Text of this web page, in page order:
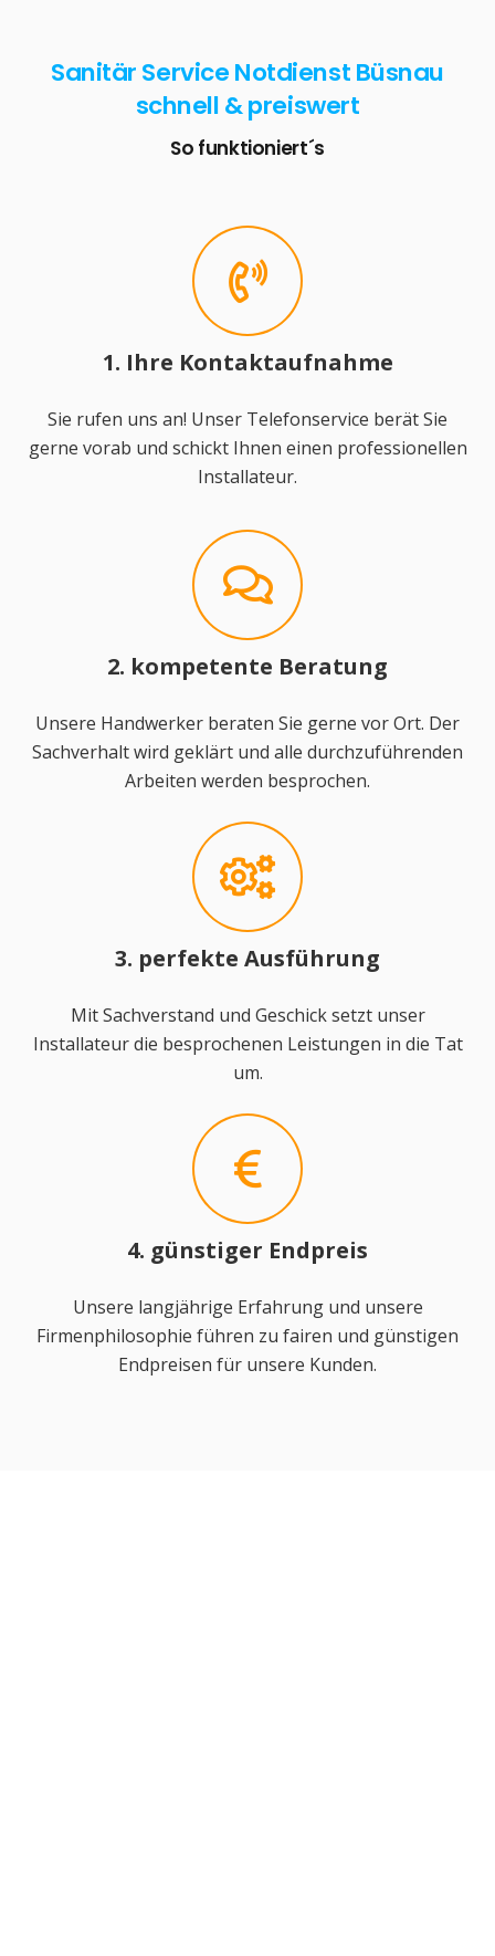
Sanitär Service Notdienst Büsnau
schnell & preiswert
So funktioniert´s
1. Ihre Kontaktaufnahme
Sie rufen uns an! Unser Telefonservice berät Sie
gerne vorab und schickt Ihnen einen professionellen
Installateur.
2. kompetente Beratung
Unsere Handwerker beraten Sie gerne vor Ort. Der
Sachverhalt wird geklärt und alle durchzuführenden
Arbeiten werden besprochen.
3. perfekte Ausführung
Mit Sachverstand und Geschick setzt unser
Installateur die besprochenen Leistungen in die Tat
um.
4. günstiger Endpreis
Unsere langjährige Erfahrung und unsere
Firmenphilosophie führen zu fairen und günstigen
Endpreisen für unsere Kunden.